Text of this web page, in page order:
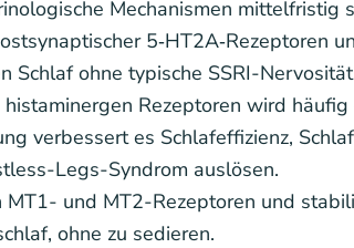
Mechanismen mittelfristig
5‑HT2A‑Rezeptoren
Schlaf ohne typische SSRI-
Rezeptoren wird
verbessert es Schlafeffizienz,
Legs-Syndrom auslösen.
und MT2-Rezeptoren und
ohne zu sedieren.